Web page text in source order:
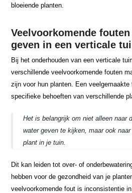
bloeiende planten.
Veelvoorkomende
geven in een verticale
Bij het onderhouden van een verticale
verschillende veelvoorkomende fouten
zijn voor hun planten. Een
specifieke behoeften van verschillende
Het is belangrijk om niet alleen naar
water geven te kijken, maar ook
plant in je tuin.
Dit kan leiden tot over- of
hebben voor de gezondheid van je
veelvoorkomende fout is inconsistentie